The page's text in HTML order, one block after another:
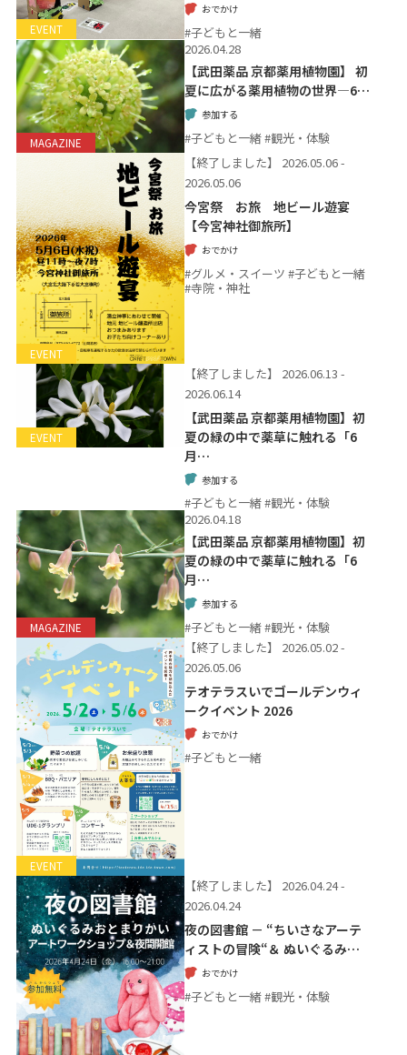
EVENT
おでかけ
#子どもと一緒
MAGAZINE
2026.04.28
【武田薬品 京都薬用植物園】 初
夏に広がる薬用植物の世界―6…
参加する
#子どもと一緒 #観光・体験
EVENT
【終了しました】
2026.05.06 -
2026.05.06
今宮祭 お旅 地ビール遊宴
【今宮神社御旅所】
おでかけ
#グルメ・スイーツ #子どもと一緒
#寺院・神社
EVENT
【終了しました】
2026.06.13 -
2026.06.14
【武田薬品 京都薬用植物園】初
夏の緑の中で薬草に触れる「6
月…
参加する
#子どもと一緒 #観光・体験
MAGAZINE
2026.04.18
【武田薬品 京都薬用植物園】初
夏の緑の中で薬草に触れる「6
月…
参加する
#子どもと一緒 #観光・体験
EVENT
【終了しました】
2026.05.02 -
2026.05.06
テオテラスいでゴールデンウィ
ークイベント 2026
おでかけ
#子どもと一緒
【終了しました】
2026.04.24 -
2026.04.24
夜の図書館 － “ちいさなアーテ
ィストの冒険“＆ ぬいぐるみ…
おでかけ
#子どもと一緒 #観光・体験